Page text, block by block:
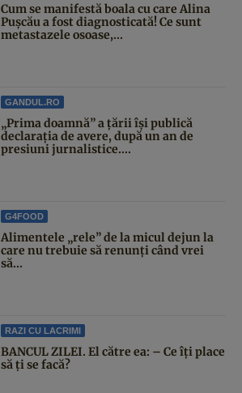
Cum se manifestă boala cu care Alina
Pușcău a fost diagnosticată! Ce sunt
metastazele osoase,...
GANDUL.RO
„Prima doamnă” a țării își publică
declarația de avere, după un an de
presiuni jurnalistice....
G4FOOD
Alimentele „rele” de la micul dejun la
care nu trebuie să renunți când vrei
să...
RAZI CU LACRIMI
BANCUL ZILEI. El către ea: – Ce îți place
să ți se facă?